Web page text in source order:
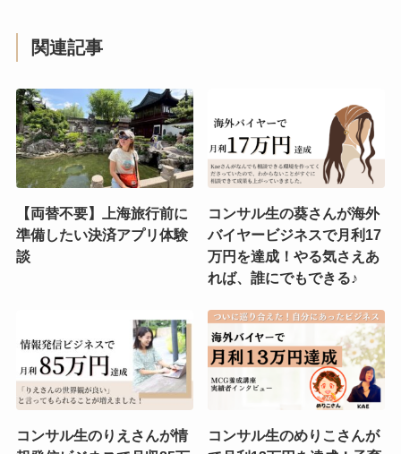
関連記事
【両替不要】上海旅行前に
準備したい決済アプリ体験
談
コンサル生の葵さんが海外
バイヤービジネスで月利17
万円を達成！やる気さえあ
れば、誰にでもできる♪
コンサル生のりえさんが情
コンサル生のめりこさんが